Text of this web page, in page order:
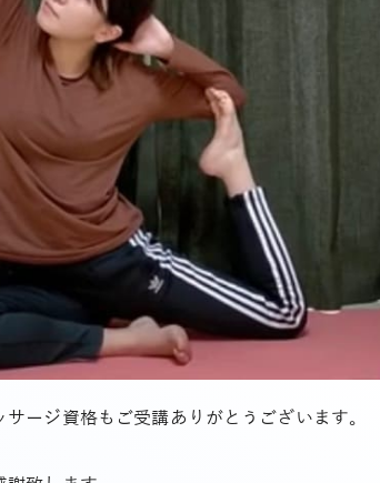
ージ資格もご受講ありがとうございます。